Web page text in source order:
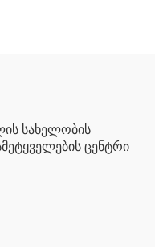
სახელობის
ცენტრი